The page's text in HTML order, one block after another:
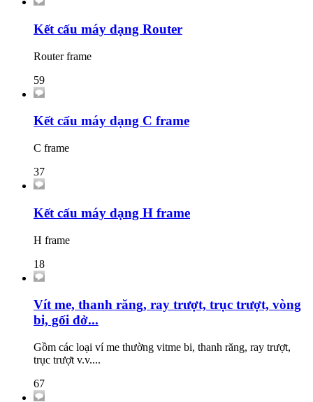
Kết cấu máy dạng Router
Router frame
59
Kết cấu máy dạng C frame
C frame
37
Kết cấu máy dạng H frame
H frame
18
Vít me, thanh răng, ray trượt, trục trượt, vòng
bi, gối đở...
Gồm các loại ví me thường vitme bi, thanh răng, ray trượt,
trục trượt v.v....
67